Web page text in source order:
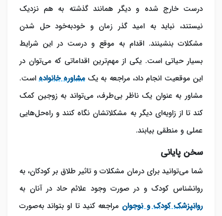
درست خارج شده و دیگر همانند گذشته به هم نزدیک
نیستند، نباید به امید گذر زمان و خودبه‌خود حل شدن
مشکلات بنشینند. اقدام به موقع و درست در این شرایط
بسیار حیاتی است. یکی از مهم‌ترین اقداماتی که می‌توان در
این موقعیت انجام داد، مراجعه به یکمشاوره خانوادهاست.
مشاور به عنوان یک ناظر بی‌طرف، می‌تواند به زوجین کمک
کند تا از زاویه‌ای دیگر به مشکلاتشان نگاه کنند و راه‌حل‌هایی
عملی و منطقی بیابند.
سخن پایانی
شما می‌توانید برای درمان مشکلات و تاثیر طلاق بر کودکان، به
روانشناس کودک و در صورت وجود علائم حاد در آنان به
روانپزشک کودک و نوجوان مراجعه کنید تا او بتواند به‌صورت